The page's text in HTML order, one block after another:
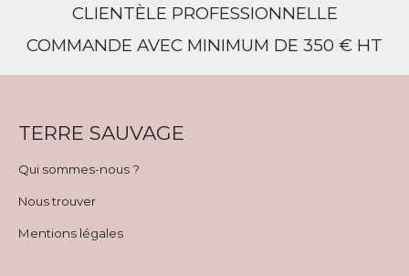
CLIENTÈLE PROFESSIONNELLE
COMMANDE AVEC MINIMUM DE 350 € HT
TERRE SAUVAGE
Qui sommes-nous ?
Nous trouver
Mentions légales